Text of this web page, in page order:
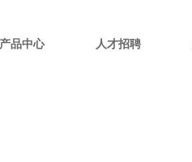
产品中心 人才招聘